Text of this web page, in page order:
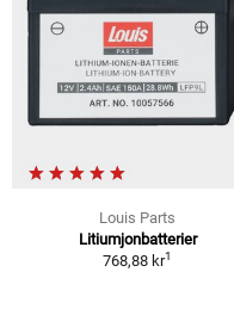
Louis Parts
Litiumjonbatterier
768,88 kr1